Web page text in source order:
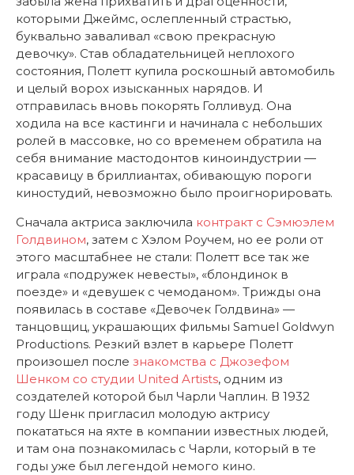
которыми Джеймс, ослепленный страстью,
буквально заваливал «свою прекрасную
девочку». Став обладательницей неплохого
состояния, Полетт купила роскошный автомобиль
и целый ворох изысканных нарядов. И
отправилась вновь покорять Голливуд. Она
ходила на все кастинги и начинала с небольших
ролей в массовке, но со временем обратила на
себя внимание мастодонтов киноиндустрии —
красавицу в бриллиантах, обивающую пороги
киностудий, невозможно было проигнорировать.
Сначала актриса заключила контракт с Сэмюэлем
Голдвином, затем с Хэлом Роучем, но ее роли от
этого масштабнее не стали: Полетт все так же
играла «подружек невесты», «блондинок в
поезде» и «девушек с чемоданом». Трижды она
появилась в составе «Девочек Голдвина» —
танцовщиц, украшающих фильмы Samuel Goldwyn
Productions. Резкий взлет в карьере Полетт
произошел после знакомства с Джозефом
Шенком со студии United Artists, одним из
создателей которой был Чарли Чаплин. В 1932
году Шенк пригласил молодую актрису
покататься на яхте в компании известных людей,
и там она познакомилась с Чарли, который в те
годы уже был легендой немого кино.